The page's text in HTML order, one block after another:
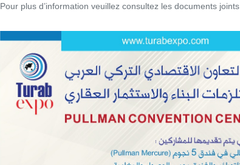
Pour plus d’information veuillez consultez les documents joints ,